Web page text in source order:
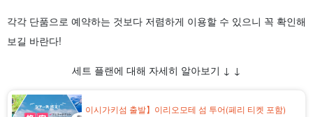
각각 단품으로 예약하는 것보다 저렴하게 이용할 수 있으니 꼭 확인해
보길 바란다!
세트 플랜에 대해 자세히 알아보기 ↓ ↓
이시가키섬 출발】이리오모테 섬 투어(페리 티켓 포함)